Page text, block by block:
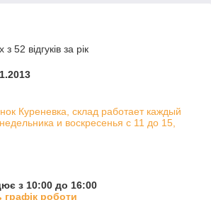
52 відгуків за рік
Куреневка, склад работает каждый
и воскресенья с 11 до 15,
з 10:00 до 16:00
графік роботи